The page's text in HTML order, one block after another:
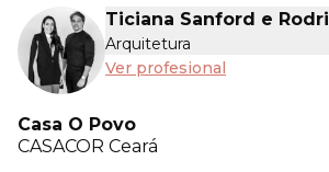
Ticiana Sanford e
Arquitetura
Ver profesional
Casa O Povo
CASACOR Ceará